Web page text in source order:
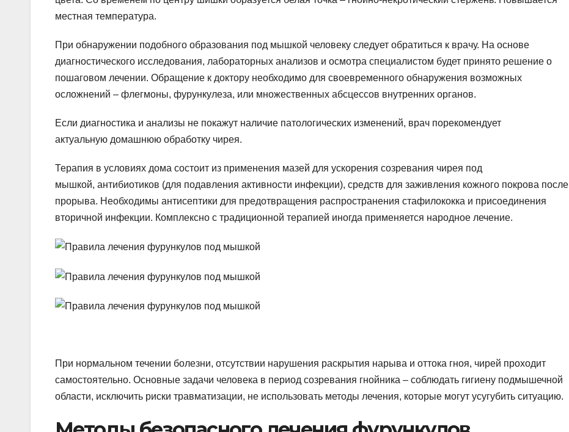
местная температура.
При обнаружении подобного образования под мышкой человеку следует обратиться к врачу. На основе
диагностического исследования, лабораторных анализов и осмотра специалистом будет принято решение о
пошаговом лечении. Обращение к доктору необходимо для своевременного обнаружения возможных
осложнений – флегмоны, фурункулеза, или множественных абсцессов внутренних органов.
Если диагностика и анализы не покажут наличие патологических изменений, врач порекомендует
актуальную домашнюю обработку чирея.
Терапия в условиях дома состоит из применения мазей для ускорения созревания чирея под
мышкой, антибиотиков (для подавления активности инфекции), средств для заживления кожного покрова после
прорыва. Необходимы антисептики для предотвращения распространения стафилококка и присоединения
вторичной инфекции. Комплексно с традиционной терапией иногда применяется народное лечение.
При нормальном течении болезни, отсутствии нарушения раскрытия нарыва и оттока гноя, чирей проходит
самостоятельно. Основные задачи человека в период созревания гнойника – соблюдать гигиену подмышечной
области, исключить риски травматизации, не использовать методы лечения, которые могут усугубить ситуацию.